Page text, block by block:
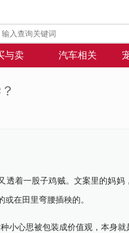
与卖 汽车相关
着一股子鸡贼。文案里的妈妈
在田里弯腰插秧的。
心思被包装成价值观，本身就